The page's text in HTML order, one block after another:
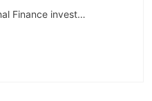
Ceres International Finance investment Co., LTD.